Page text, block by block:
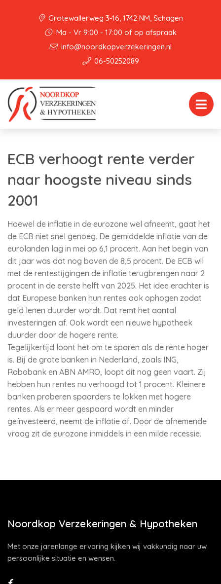
Grotewallerweg 3-16, 1742 NM, Schagen
Ma - Vr 9:00 - 17:00 of op afspraak
info@noordkopverzekeringen.nl
06-50252089
ECB verhoogt rente verder
naar hoogste niveau sinds
2001
Hoewel de inflatie in de eurozone wel afneemt, gaat het
de ECB niet snel genoeg. De gemiddelde inflatie van de
eurolanden lag in mei op 6,1 procent. Aan het begin van
dit jaar was dat nog boven de 8,5 procent. De ECB wil
met de rentestijgingen de inflatie terugbrengen naar 2
procent in de eerste helft van 2025. Het idee erachter is
dat Europese banken hun rentes ook ophogen zodat
geld lenen duurder wordt. Dat remt het aantal
investeringen af. Ook wordt een nieuwe hypotheek
duurder door de hogere rente.
Tegelijkertijd loont het om te sparen als de rente hoger
is. Bij de grote banken in Nederland, zoals ING,
Rabobank en ABN AMRO, loopt dit nog geen vaart. Zij
hebben hun rentes nu verhoogd tot 1 procent. Kleinere
banken proberen spaarders te lokken met hogere
rentes. Als er meer gespaard wordt en minder
geïnvesteerd, neemt de inflatie af. Door de afnemende
vraag zit de eurozone inmiddels in een milde recessie.
Noordkop Verzekeringen & Hypotheken
Met onze jarenlange ervaring kijken wij vakkundig naar uw
persoonlijke situatie en wensen.